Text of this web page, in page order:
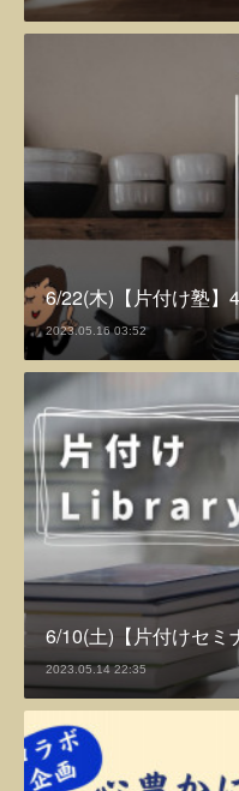
6/22(木)【片付け塾】
2023.05.16 03:52
6/10(土)【片付けセミ
2023.05.14 22:35